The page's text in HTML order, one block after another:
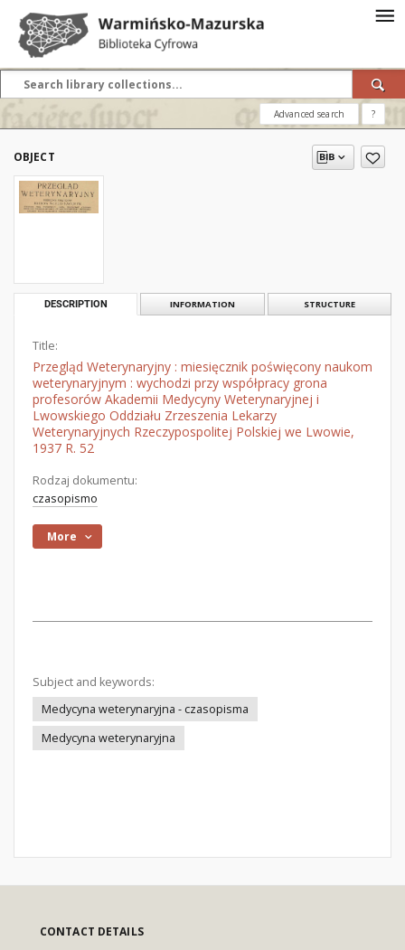
Advanced search ?
OBJECT
DESCRIPTION INFORMATION STRUCTURE
Title:
Przegląd Weterynaryjny : miesięcznik poświęcony naukom
weterynaryjnym : wychodzi przy współpracy grona
profesorów Akademii Medycyny Weterynaryjnej i
Lwowskiego Oddziału Zrzeszenia Lekarzy
Weterynaryjnych Rzeczypospolitej Polskiej we Lwowie,
1937 R. 52
Rodzaj dokumentu:
czasopismo
More
Subject and keywords:
Medycyna weterynaryjna - czasopisma
Medycyna weterynaryjna
CONTACT DETAILS